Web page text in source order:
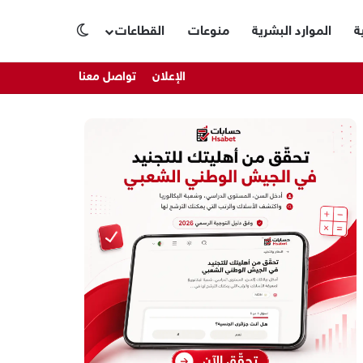
الموارد البشرية منوعات القطاعات
الإعلان تواصل معنا